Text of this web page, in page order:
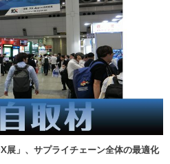
展」、サプライチェーン全体の最適化